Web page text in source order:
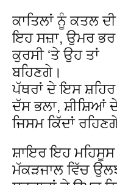
ਕਾਤਿਲਾਂ ਨੂੰ ਕਤਲ
ਇਹ ਸਜ਼ਾ, ਉਮਰ ਭਰ
ਕੁਰਸੀ ‘ਤੇ ਉਹ ਤਾਂ
ਬਹਿਣਗੇ।
ਪੱਥਰਾਂ ਦੇ ਇਸ ਸ਼ਹਿਰ
ਦੱਸ ਭਲਾ, ਸ਼ੀਸ਼ਿਆਂ
ਜਿਸਮ ਕਿੱਦਾਂ
ਸ਼ਾਇਰ ਇਹ ਮਹਿਸੂਸ
ਮੱਕੜਜਾਲ ਵਿੱਚ